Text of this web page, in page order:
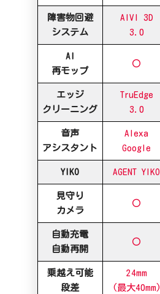
障害物回避
システム
AIVI 3D
3.0
AI
再モップ
〇
エッジ
クリーニング
TruEdge
3.0
音声
アシスタント
Alexa
Google
YIKO AGENT YIKO
見守り
カメラ
〇
自動充電
自動再開
〇
乗越え可能
段差
24mm
(最大40mm)